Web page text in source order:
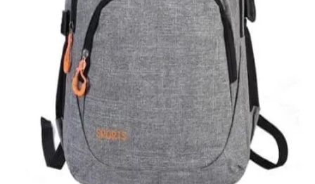
Quick View
Εξαντλημένο
ΑΝΔΡΙΚΑ
Υφασμάτινη τσάντα πλάτης Sport
18,00€